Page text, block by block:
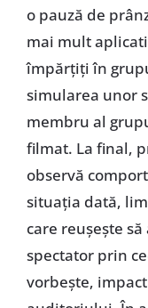
o pauză de
mai mult
împărţiţi în
simularea unor
membru al
filmat. La final,
observă
situaţia dată,
care reuşeşte
spectator prin
vorbeşte,